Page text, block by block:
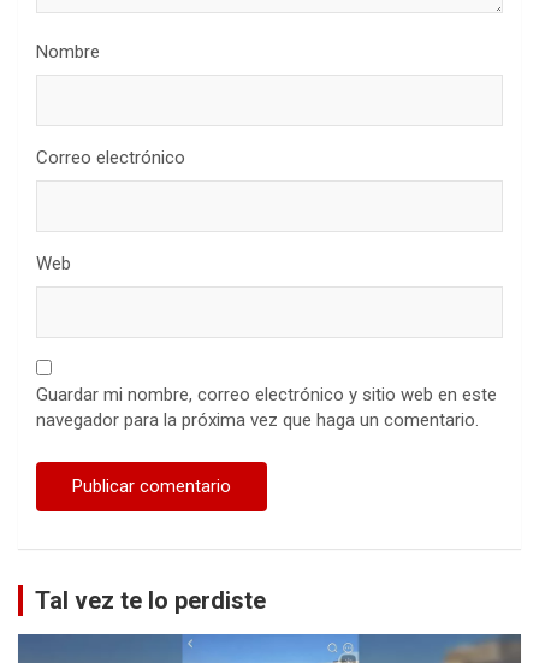
Nombre
Correo electrónico
Web
Guardar mi nombre, correo electrónico y sitio web en este
navegador para la próxima vez que haga un comentario.
Tal vez te lo perdiste